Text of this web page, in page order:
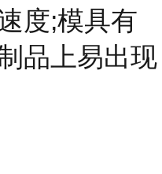
度;模具有
品上易出现